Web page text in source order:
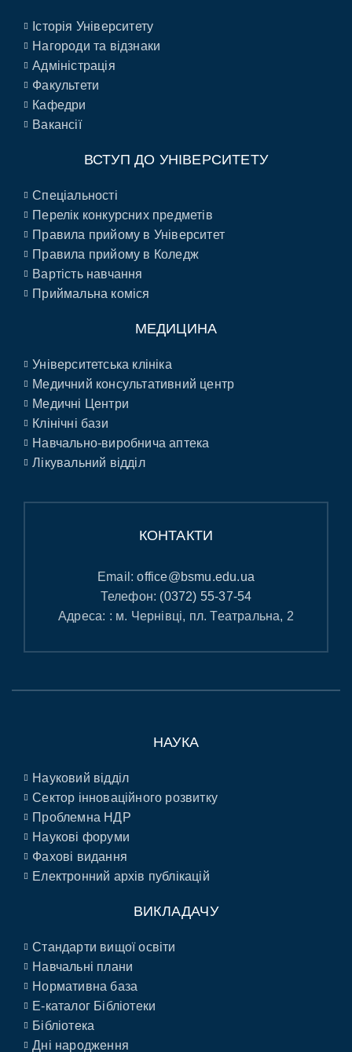
Історія Університету
Нагороди та відзнаки
Адміністрація
Факультети
Кафедри
Вакансії
ВСТУП ДО УНІВЕРСИТЕТУ
Спеціальності
Перелік конкурсних предметів
Правила прийому в Університет
Правила прийому в Коледж
Вартість навчання
Приймальна коміся
МЕДИЦИНА
Університетська клініка
Медичний консультативний центр
Медичні Центри
Клінічні бази
Навчально-виробнича аптека
Лікувальний відділ
КОНТАКТИ
Email:office@bsmu.edu.ua
Телефон: (0372) 55-37-54
Адреса: : м. Чернівці, пл. Театральна, 2
НАУКА
Науковий відділ
Сектор інноваційного розвитку
Проблемна НДР
Наукові форуми
Фахові видання
Електронний архів публікацій
ВИКЛАДАЧУ
Стандарти вищої освіти
Навчальні плани
Нормативна база
E-каталог Бібліотеки
Бібліотека
Дні народження